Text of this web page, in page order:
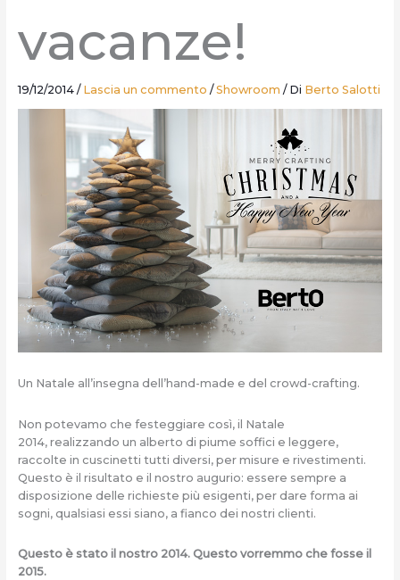
vacanze!
19/12/2014 / Lascia un commento /Showroom / Di Berto Salotti
Un Natale all’insegna dell’hand-made e del crowd-crafting.
Non potevamo che festeggiare così, il Natale
2014, realizzando un alberto di piume soffici e leggere,
raccolte in cuscinetti tutti diversi, per misure e rivestimenti.
Questo è il risultato e il nostro augurio: essere sempre a
disposizione delle richieste più esigenti, per dare forma ai
sogni, qualsiasi essi siano, a fianco dei nostri clienti.
Questo è stato il nostro 2014. Questo vorremmo che fosse il
2015.